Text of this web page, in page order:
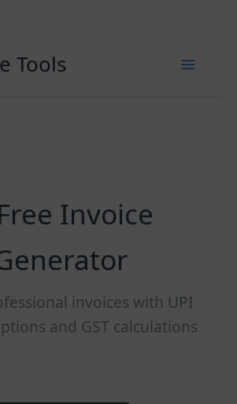
Tools
Invoice
invoices with UPI
and GST calculations